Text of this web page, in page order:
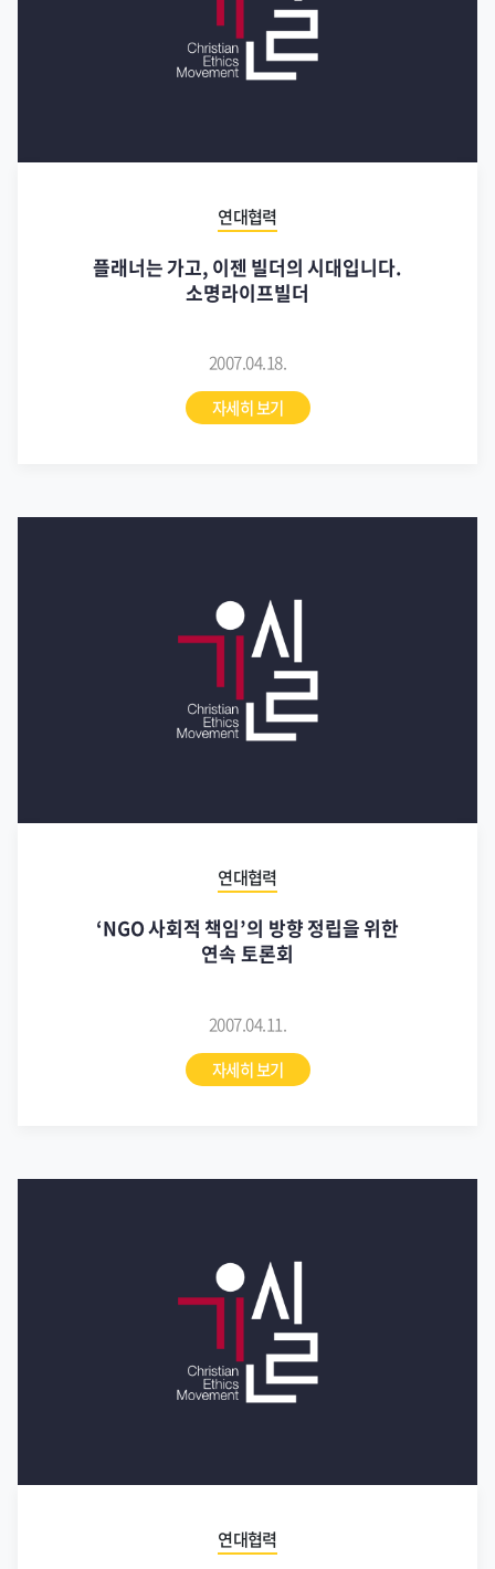
연대협력
플래너는 가고, 이젠 빌더의 시대입니다.
소명라이프빌더
2007.04.18.
자세히 보기
연대협력
‘NGO 사회적 책임’의 방향 정립을 위한
연속 토론회
2007.04.11.
자세히 보기
연대협력